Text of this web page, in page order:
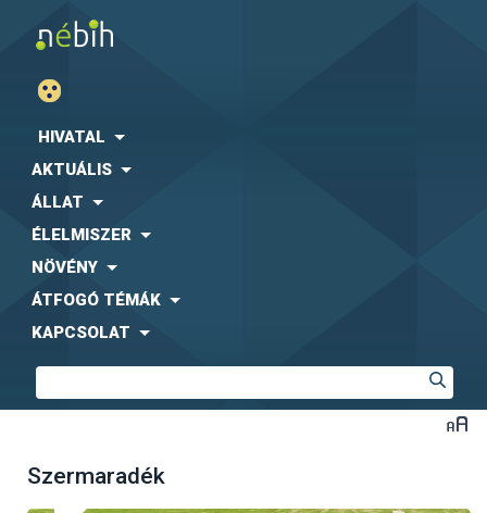
HIVATAL
AKTUÁLIS
ÁLLAT
ÉLELMISZER
NÖVÉNY
ÁTFOGÓ TÉMÁK
KAPCSOLAT
Szermaradék